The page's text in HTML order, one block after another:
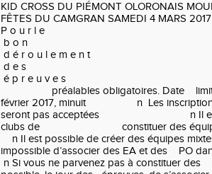
KID CROSS DU PIÉMONT OLORONAIS
FÊTES DU CAMGRAN SAMEDI 4 MARS
P o u r l e
b o n
d é r o u l e m e n t
d e s
é p r e u v e s n
préalables obligatoires. Date limite
février 2017, minuit n Les inscriptions
seront pas acceptées n Il est
clubs de constituer des
n Il est possible de créer des équipes
impossible d’associer des EA et des PO
n Si vous ne parvenez pas à constituer